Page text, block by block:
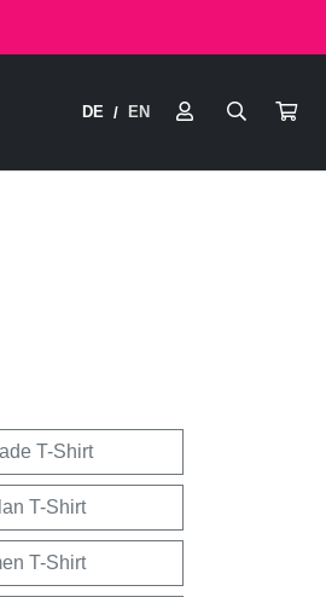
DE / EN
T-Shirt
T-Shirt
T-Shirt